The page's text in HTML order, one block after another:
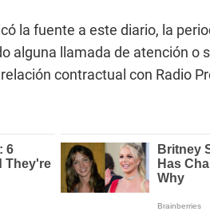
la fuente a este diario, la
alguna llamada de atención o
contractual con Radio